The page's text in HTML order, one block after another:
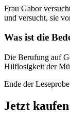
Frau Gabor
und versucht, sie
Was ist die
Die Berufung auf
Hilflosigkeit der
Ende der
Jetzt kaufen